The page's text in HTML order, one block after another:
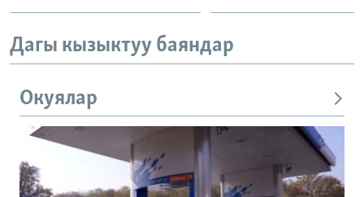
Дагы кызыктуу баяндар
Окуялар